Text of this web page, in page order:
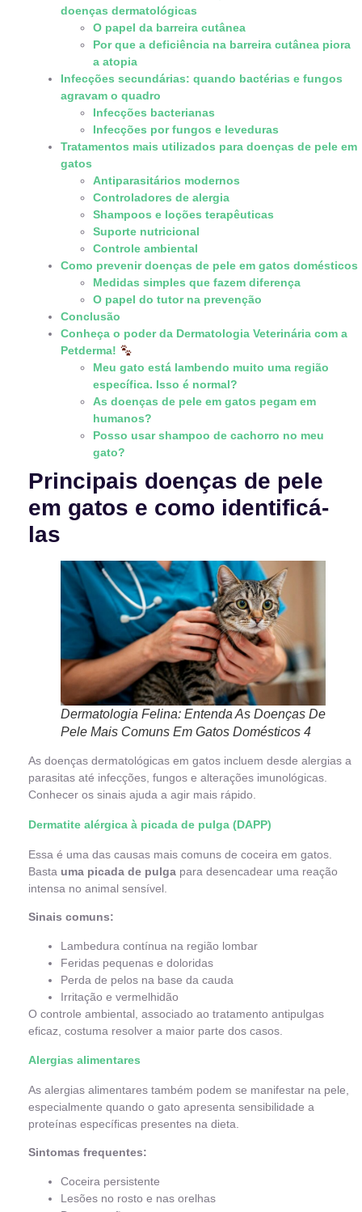
doenças dermatológicas
O papel da barreira cutânea
Por que a deficiência na barreira cutânea piora
a atopia
Infecções secundárias: quando bactérias e fungos
agravam o quadro
Infecções bacterianas
Infecções por fungos e leveduras
Tratamentos mais utilizados para doenças de pele em
gatos
Antiparasitários modernos
Controladores de alergia
Shampoos e loções terapêuticas
Suporte nutricional
Controle ambiental
Como prevenir doenças de pele em gatos domésticos
Medidas simples que fazem diferença
O papel do tutor na prevenção
Conclusão
Conheça o poder da Dermatologia Veterinária com a
Petderma!
Meu gato está lambendo muito uma região
específica. Isso é normal?
As doenças de pele em gatos pegam em
humanos?
Posso usar shampoo de cachorro no meu
gato?
Principais doenças de pele
em gatos e como identificá-
las
Dermatologia Felina: Entenda As Doenças De
Pele Mais Comuns Em Gatos Domésticos 4
As doenças dermatológicas em gatos incluem desde alergias a
parasitas até infecções, fungos e alterações imunológicas.
Conhecer os sinais ajuda a agir mais rápido.
Dermatite alérgica à picada de pulga (DAPP)
Essa é uma das causas mais comuns de coceira em gatos.
Basta uma picada de pulga para desencadear uma reação
intensa no animal sensível.
Sinais comuns:
Lambedura contínua na região lombar
Feridas pequenas e doloridas
Perda de pelos na base da cauda
Irritação e vermelhidão
O controle ambiental, associado ao tratamento antipulgas
eficaz, costuma resolver a maior parte dos casos.
Alergias alimentares
As alergias alimentares também podem se manifestar na pele,
especialmente quando o gato apresenta sensibilidade a
proteínas específicas presentes na dieta.
Sintomas frequentes:
Coceira persistente
Lesões no rosto e nas orelhas